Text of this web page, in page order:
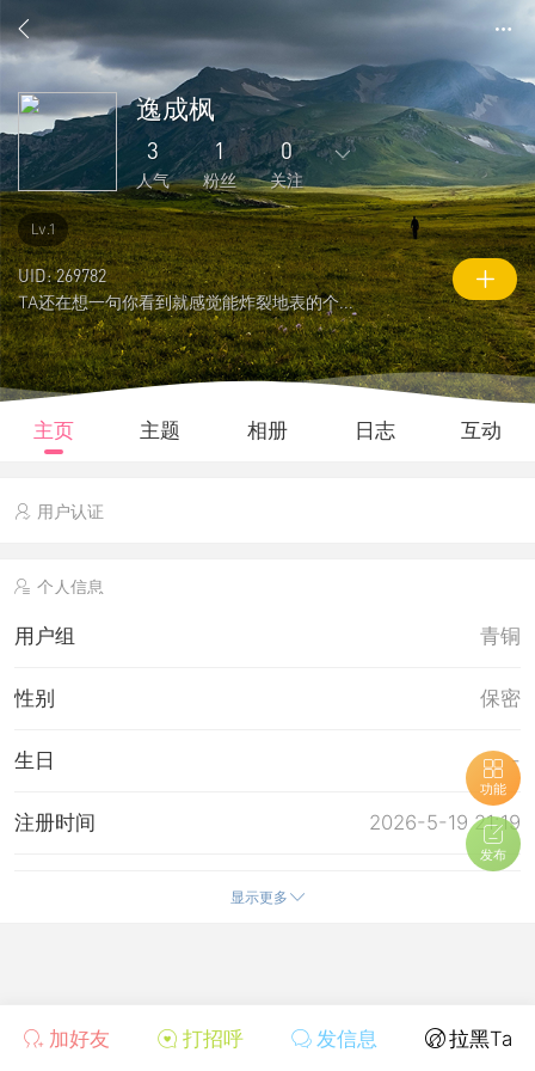
加好友 打招呼 发信息 拉黑Ta
逸成枫
3
人气
1
粉丝
0
关注
0
主题
0
回复
0
日志
0
相册
0
好友
1
粉丝
0
关注
0
说说
3
人气
0
积分
Lv.1
UID: 269782
TA还在想一句你看到就感觉能炸裂地表的个性签名
主页 主题 相册 日志 互动
用户认证
个人信息
用户组 青铜
保密
性别
-
生日
2026-5-19 21:19
注册时间
显示更多
功能
发布